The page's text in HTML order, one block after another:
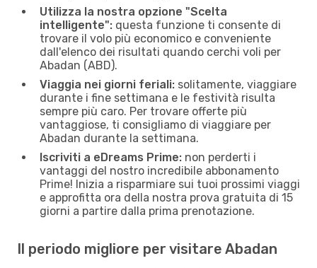
Utilizza la nostra opzione "Scelta
intelligente": questa funzione ti consente di
trovare il volo più economico e conveniente
dall'elenco dei risultati quando cerchi voli per
Abadan (ABD).
Viaggia nei giorni feriali: solitamente, viaggiare
durante i fine settimana e le festività risulta
sempre più caro. Per trovare offerte più
vantaggiose, ti consigliamo di viaggiare per
Abadan durante la settimana.
Iscriviti a eDreams Prime: non perderti i
vantaggi del nostro incredibile abbonamento
Prime! Inizia a risparmiare sui tuoi prossimi viaggi
e approfitta ora della nostra prova gratuita di 15
giorni a partire dalla prima prenotazione.
Il periodo migliore per visitare Abadan